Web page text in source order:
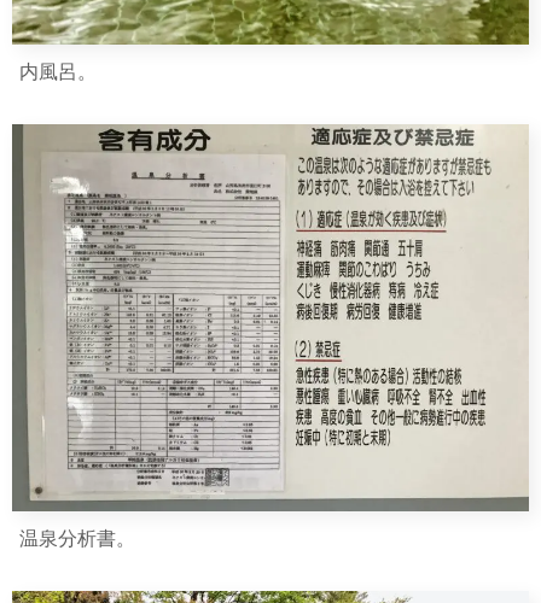
内風呂。
温泉分析書。